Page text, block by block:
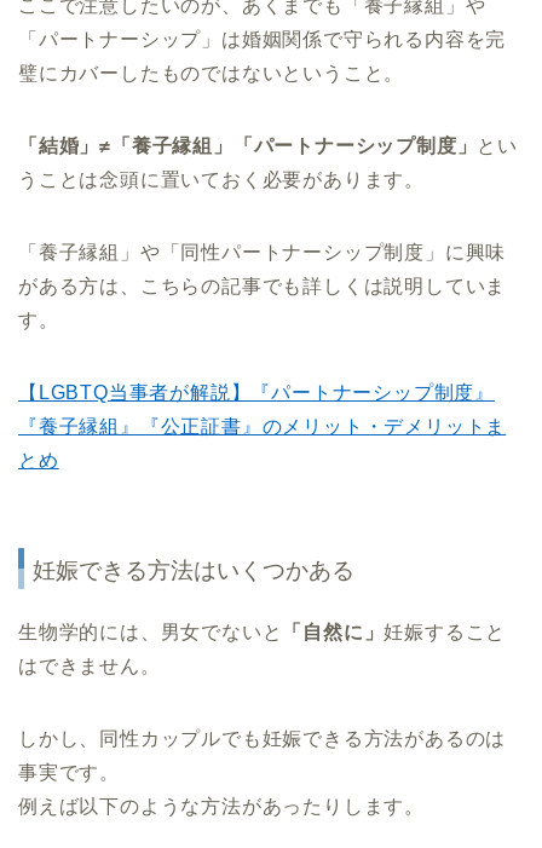
ここで注意したいのが、あくまでも「養子縁組」や
「パートナーシップ」は婚姻関係で守られる内容を完
璧にカバーしたものではないということ。
「結婚」≠「養子縁組」「パートナーシップ制度」 とい
うことは念頭に置いておく必要があります。
「養子縁組」や「同性パートナーシップ制度」に興味
がある方は、こちらの記事でも詳しくは説明していま
す。
【LGBTQ当事者が解説】『パートナーシップ制度』
『養子縁組』『公正証書』のメリット・デメリットま
とめ
妊娠できる方法はいくつかある
生物学的には、男女でないと 「自然に」妊娠すること
はできません。
しかし、同性カップルでも妊娠できる方法があるのは
事実です。
例えば以下のような方法があったりします。